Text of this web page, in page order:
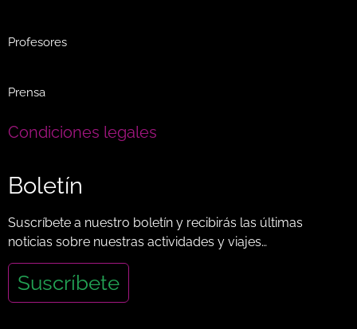
Profesores
Prensa
Condiciones legales
Boletín
Suscríbete a nuestro boletín y recibirás las últimas
noticias sobre nuestras actividades y viajes…
Suscríbete